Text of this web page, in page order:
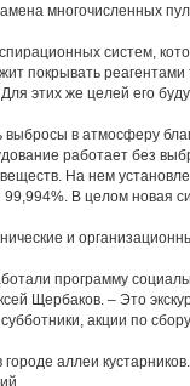
многочисленных
систем,
покрывать
этих же целей его
в атмосферу
работает без
На нем
В целом новая
и
программу
Щербаков. – Это
акции по
аллеи